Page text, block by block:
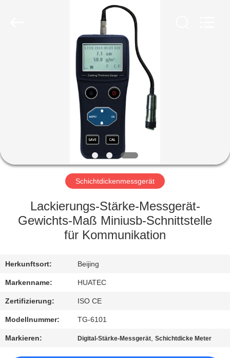
PRODUKTE
FABRIK-
AUSFLUG
QUALITÄTSKONTROLLE
SIE
MIT
UNS
IN
VERBINDUNG
Schichtdickenmessgerät
Lackierungs-Stärke-Messgerät-
Gewichts-Maß Miniusb-Schnittstelle
für Kommunikation
Herkunftsort: Beijing
Markenname: HUATEC
Zertifizierung: ISO CE
Modellnummer: TG-6101
Markieren: Digital-Stärke-Messgerät,Schichtdicke Meter